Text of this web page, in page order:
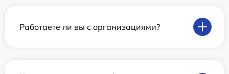
Работаете ли вы с организациями?